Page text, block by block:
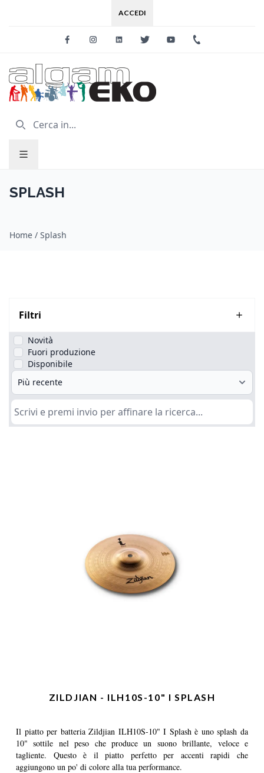
ACCEDI
FacebookInstagramLinkedinTwitter Youtube
SPLASH
Home / Splash
Filtri
Novità
Fuori produzione
Disponibile
ZILDJIAN - ILH10S-10" I SPLASH
Il piatto per batteria Zildjian ILH10S-10" I Splash è uno splash da
10" sottile nel peso che produce un suono brillante, veloce e
tagliente. Questo è il piatto perfetto per accenti rapidi che
aggiungono un po' di colore alla tua performance.